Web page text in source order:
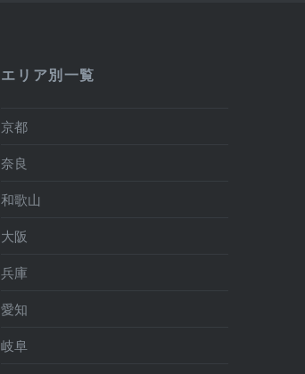
エリア別一覧
京都
奈良
和歌山
大阪
兵庫
愛知
岐阜